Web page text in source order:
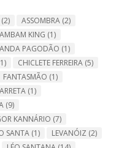
ASSOMBRA(2)
KING (1)
PAGODÃO (1)
CHICLETE FERREIRA(5)
FANTASMÃO (1)
(1)
(9)
KANNÁRIO (7)
SANTA(1) LEVANÓIZ (2)